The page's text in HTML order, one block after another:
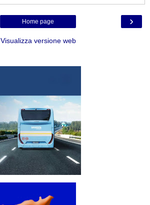
›
Home page
Visualizza versione web